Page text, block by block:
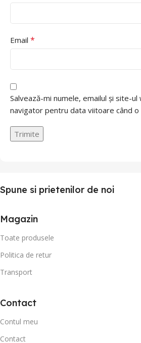
Email *
Salvează-mi numele, emailul și site-
navigator pentru data viitoare când o
Spune si prietenilor de noi
Magazin
Toate produsele
Politica de retur
Transport
Contact
Contul meu
Contact